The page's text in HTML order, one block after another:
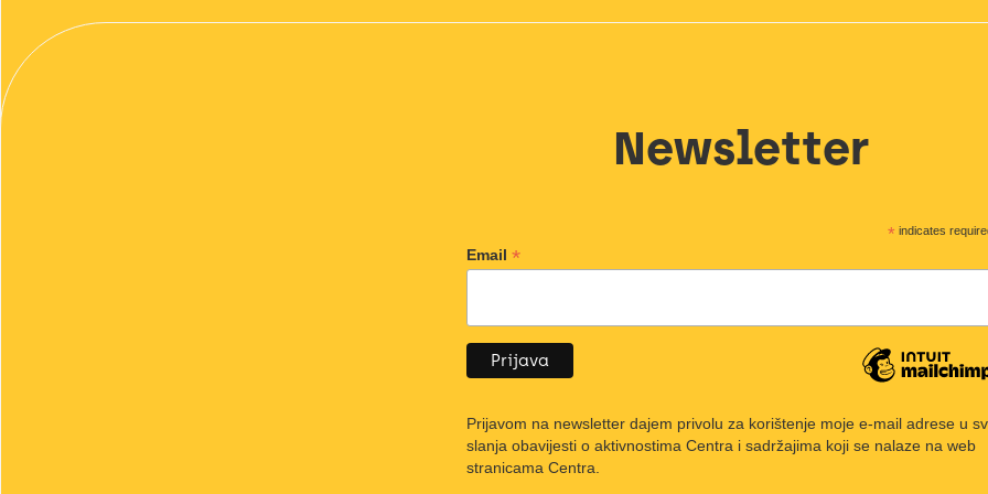
Newsletter
* indicates
Email*
Prijavom na newsletter dajem privolu za korištenje moje e-mail adrese u
slanja obavijesti o aktivnostima Centra i sadržajima koji se nalaze na web
stranicama Centra.